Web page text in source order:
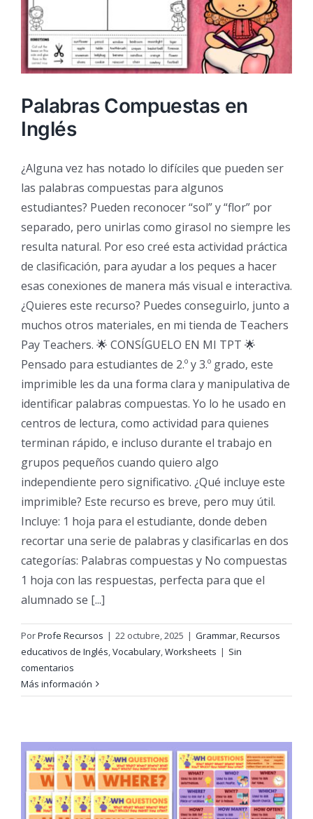
Palabras Compuestas en
Inglés
¿Alguna vez has notado lo difíciles que pueden ser
las palabras compuestas para algunos
estudiantes? Pueden reconocer “sol” y “flor” por
separado, pero unirlas como girasol no siempre les
resulta natural. Por eso creé esta actividad práctica
de clasificación, para ayudar a los peques a hacer
esas conexiones de manera más visual e interactiva.
¿Quieres este recurso? Puedes conseguirlo, junto a
muchos otros materiales, en mi tienda de Teachers
Pay Teachers. 🌟 CONSÍGUELO EN MI TPT 🌟
Pensado para estudiantes de 2.º y 3.º grado, este
imprimible les da una forma clara y manipulativa de
identificar palabras compuestas. Yo lo he usado en
centros de lectura, como actividad para quienes
terminan rápido, e incluso durante el trabajo en
grupos pequeños cuando quiero algo
independiente pero significativo. ¿Qué incluye este
imprimible? Este recurso es breve, pero muy útil.
Incluye: 1 hoja para el estudiante, donde deben
recortar una serie de palabras y clasificarlas en dos
categorías: Palabras compuestas y No compuestas
1 hoja con las respuestas, perfecta para que el
alumnado se [...]
PorProfe Recursos | 22 octubre, 2025 | Grammar,Recursos
educativos de Inglés,Vocabulary,Worksheets | Sin
comentarios
Más información